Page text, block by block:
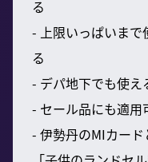
る
- 上限いっぱいまで
る
- デパ地下でも使え
- セール品にも適用
- 伊勢丹のMIカード